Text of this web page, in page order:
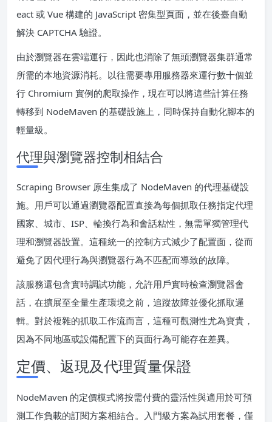
eact 或 Vue 構建的 JavaScript 密集型頁面，並在後臺自動
解決 CAPTCHA 驗證。
由於瀏覽器在雲端運行，因此也消除了無頭瀏覽器集群通常
所需的本地資源消耗。以往需要專用服務器來運行數十個並
行 Chromium 實例的爬取操作，現在可以將這些計算任務
轉移到 NodeMaven 的基礎設施上，同時保持自動化腳本的
輕量級。
代理與瀏覽器控制相結合
Scraping Browser 原生集成了 NodeMaven 的代理基礎設
施。用戶可以通過瀏覽器配置直接為每個抓取任務指定代理
國家、城市、ISP、輪換行為和會話粘性，無需單獨管理代
理和瀏覽器設置。這種統一的控制方式減少了配置面，從而
避免了因代理行為與瀏覽器行為不匹配而導致的故障。
該服務還包含實時調試功能，允許用戶實時檢查瀏覽器會
話，在擴展至全量生產環境之前，追蹤故障並優化抓取邏
輯。對於複雜的抓取工作流而言，這種可觀測性尤為寶貴，
因為不同地區或設備配置下的頁面行為可能存在差異。
定價、返現及代理質量保證
NodeMaven 的定價模式將按需付費的靈活性與適用於可預
測工作負載的訂閱方案相結合。入門級方案為試用套餐，僅